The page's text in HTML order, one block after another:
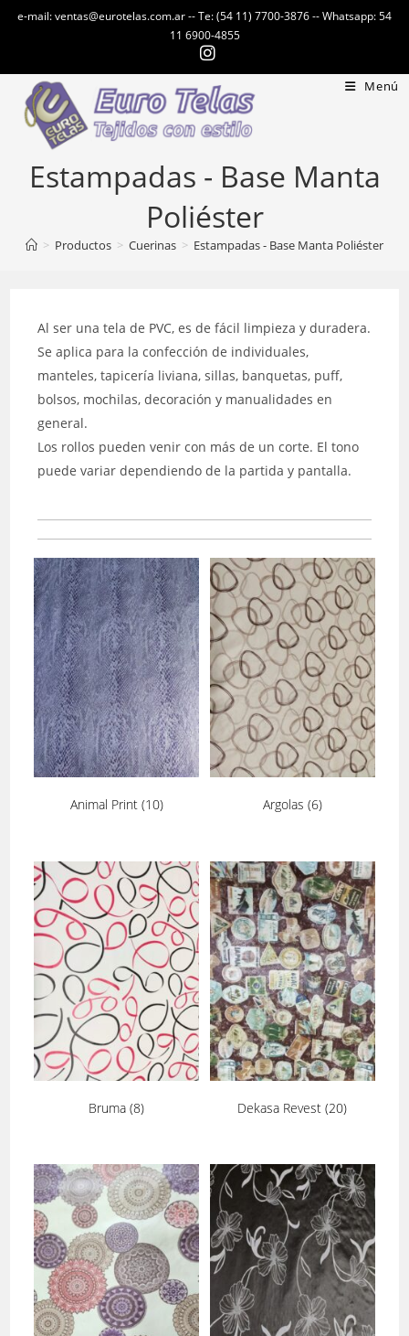
e-mail: ventas@eurotelas.com.ar -- Te: (54 11) 7700-3876 -- Whatsapp: 54
11 6900-4855
Menú
Estampadas - Base Manta
Poliéster
> Productos > Cuerinas > Estampadas - Base Manta Poliéster
Al ser una tela de PVC, es de fácil limpieza y duradera.
Se aplica para la confección de individuales,
manteles, tapicería liviana, sillas, banquetas, puff,
bolsos, mochilas, decoración y manualidades en
general.
Los rollos pueden venir con más de un corte. El tono
puede variar dependiendo de la partida y pantalla.
Animal Print (10) Argolas (6)
Bruma(8) Dekasa Revest(20)